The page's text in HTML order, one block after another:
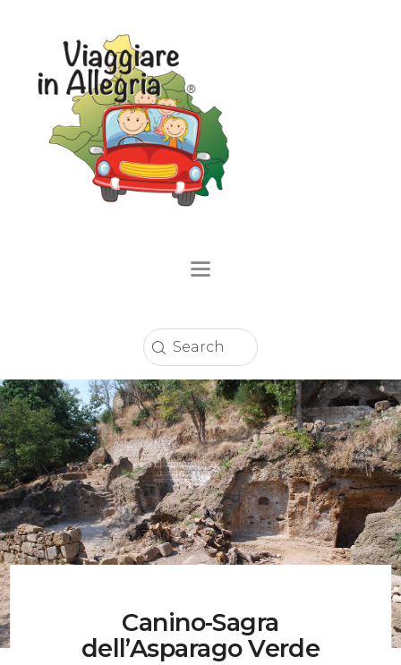
Home
Località
Circuito Sconti
Strutture Ricettive
Musei, Palazzi E Ville
Percorsi
Contatti
Canino-Sagra
dell’Asparago Verde